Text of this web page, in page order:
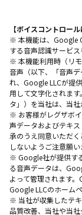
【ボイスコントロー
※ 本機能は、Google
する音声認識サービス
※ 本機能利用時（リ
音声（以下、「音声
れ、Google LLCが提
用して文字化されま
タ」）を当社は、当社
※ お客様がレグザボ
声データおよびテキ
承のうえ同意いただ
しないようご注意願い
※ Google社が提供す
る音声データは、
よって管理されます。
Google LLCのホーム
※ 当社が収集したテ
品質改善、当社や当